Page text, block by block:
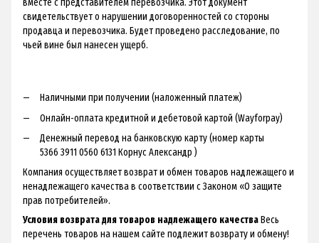
вместе с представителем перевозчика. Этот документ
свидетельствует о нарушении договоренностей со стороны
продавца и перевозчика. Будет проведено расследование, по
чьей вине был нанесен ущерб.
Наличными при получении (наложенный платеж)
Онлайн-оплата кредитной и дебетовой картой (Wayforpay)
Денежный перевод на банковскую карту (номер карты
5366 3911 0560 6131 Корнус Александр )
Компания осуществляет возврат и обмен товаров надлежащего и
ненадлежащего качества в соответствии с Законом «О защите
прав потребителей».
Условия возврата для товаров надлежащего качестваВесь
перечень товаров на нашем сайте подлежит возврату и обмену!